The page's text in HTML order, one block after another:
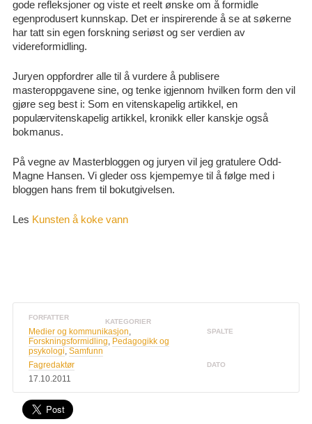
gode refleksjoner og viste et reelt ønske om å formidle
egenprodusert kunnskap. Det er inspirerende å se at søkerne
har tatt sin egen forskning seriøst og ser verdien av
videreformidling.
Juryen oppfordrer alle til å vurdere å publisere
masteroppgavene sine, og tenke igjennom hvilken form den vil
gjøre seg best i: Som en vitenskapelig artikkel, en
populærvitenskapelig artikkel, kronikk eller kanskje også
bokmanus.
På vegne av Masterbloggen og juryen vil jeg gratulere Odd-
Magne Hansen. Vi gleder oss kjempemye til å følge med i
bloggen hans frem til bokutgivelsen.
Les Kunsten å koke vann
FORFATTER
KATEGORIER
Medier og kommunikasjon,
Forskningsformidling, Pedagogikk og
psykologi,Samfunn
SPALTE
Fagredaktør DATO
17.10.2011